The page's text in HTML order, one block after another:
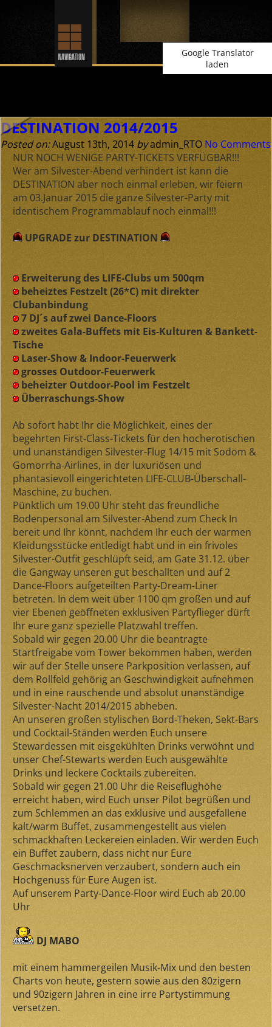
Google Translator
laden
DESTINATION 2014/2015
Posted on:August 13th, 2014 byadmin_RTO No Comments
NUR NOCH WENIGE PARTY-TICKETS VERFÜGBAR!!!
Wer am Silvester-Abend verhindert ist kann die
DESTINATION aber noch einmal erleben, wir feiern
am 03.Januar 2015 die ganze Silvester-Party mit
identischem Programmablauf noch einmal!!!
UPGRADE zur DESTINATION
Erweiterung des LIFE-Clubs um 500qm
beheiztes Festzelt (26*C) mit direkter
Clubanbindung
7 DJ´s auf zwei Dance-Floors
zweites Gala-Buffets mit Eis-Kulturen & Bankett-
Tische
Laser-Show & Indoor-Feuerwerk
grosses Outdoor-Feuerwerk
beheizter Outdoor-Pool im Festzelt
Überraschungs-Show
Ab sofort habt Ihr die Möglichkeit, eines der
begehrten First-Class-Tickets für den hocherotischen
und unanständigen Silvester-Flug 14/15 mit Sodom &
Gomorrha-Airlines, in der luxuriösen und
phantasievoll eingerichteten LIFE-CLUB-Überschall-
Maschine, zu buchen.
Pünktlich um 19.00 Uhr steht das freundliche
Bodenpersonal am Silvester-Abend zum Check In
bereit und Ihr könnt, nachdem Ihr euch der warmen
Kleidungsstücke entledigt habt und in ein frivoles
Silvester-Outfit geschlüpft seid, am Gate 31.12. über
die Gangway unseren gut beschallten und auf 2
Dance-Floors aufgeteilten Party-Dream-Liner
betreten. In dem weit über 1100 qm großen und auf
vier Ebenen geöffneten exklusiven Partyflieger dürft
Ihr eure ganz spezielle Platzwahl treffen.
Sobald wir gegen 20.00 Uhr die beantragte
Startfreigabe vom Tower bekommen haben, werden
wir auf der Stelle unsere Parkposition verlassen, auf
dem Rollfeld gehörig an Geschwindigkeit aufnehmen
und in eine rauschende und absolut unanständige
Silvester-Nacht 2014/2015 abheben.
An unseren großen stylischen Bord-Theken, Sekt-Bars
und Cocktail-Ständen werden Euch unsere
Stewardessen mit eisgekühlten Drinks verwöhnt und
unser Chef-Stewarts werden Euch ausgewählte
Drinks und leckere Cocktails zubereiten.
Sobald wir gegen 21.00 Uhr die Reiseflughöhe
erreicht haben, wird Euch unser Pilot begrüßen und
zum Schlemmen an das exklusive und ausgefallene
kalt/warm Buffet, zusammengestellt aus vielen
schmackhaften Leckereien einladen. Wir werden Euch
ein Buffet zaubern, dass nicht nur Eure
Geschmacksnerven verzaubert, sondern auch ein
Hochgenuss für Eure Augen ist.
Auf unserem Party-Dance-Floor wird Euch ab 20.00
Uhr
DJ MABO
mit einem hammergeilen Musik-Mix und den besten
Charts von heute, gestern sowie aus den 80zigern
und 90zigern Jahren in eine irre Partystimmung
versetzen.